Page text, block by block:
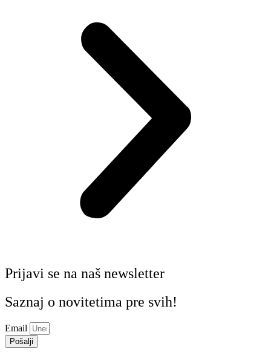
Prijavi se na naš newsletter
Saznaj o novitetima pre svih!
Email
Pošalji